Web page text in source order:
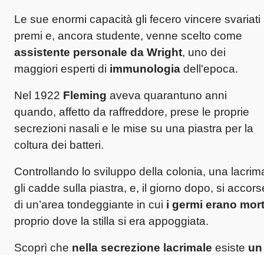
Le sue enormi capacità gli fecero vincere svariati
premi e, ancora studente, venne scelto come
assistente personale da Wright, uno dei
maggiori esperti di immunologia dell'epoca.
Nel 1922 Fleming aveva quarantuno anni
quando, affetto da raffreddore, prese le proprie
secrezioni nasali e le mise su una piastra per la
coltura dei batteri.
Controllando lo sviluppo della colonia, una
gli cadde sulla piastra, e, il giorno dopo, si
di un’area tondeggiante in cui i germi erano
proprio dove la stilla si era appoggiata.
Scoprì che nella secrezione lacrimale esiste un